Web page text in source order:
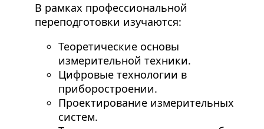
В рамках профессиональной
переподготовки изучаются:
Теоретические основы
измерительной техники.
Цифровые технологии в
приборостроении.
Проектирование измерительных
систем.